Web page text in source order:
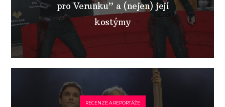
pro Verunku” a (nejen) její
kostýmy
RECENZE A REPORTÁŽE